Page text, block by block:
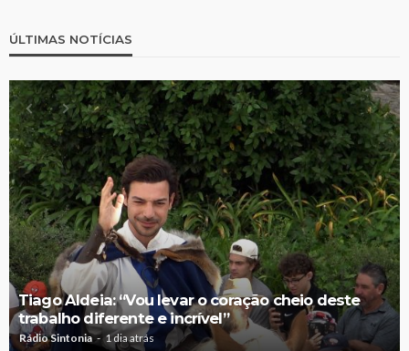
ÚLTIMAS NOTÍCIAS
Tiago Aldeia: “Vou levar o coração cheio deste
trabalho diferente e incrível”
Rádio Sintonia 1 dia atrás